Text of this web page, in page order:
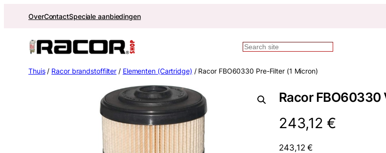
inhoud
OverContactSpeciale aanbiedingen
Zoekopdracht
Thuis/ Racor brandstoffilter / Elementen (Cartridge) / Racor FBO60330 Pre-Filter (1 Micron)
Racor
243,12 €
243,12€